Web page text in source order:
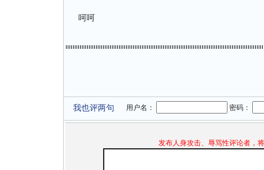
呵呵
我也评两句 用户名： 密码：
发布人身攻击、辱骂性评论者，